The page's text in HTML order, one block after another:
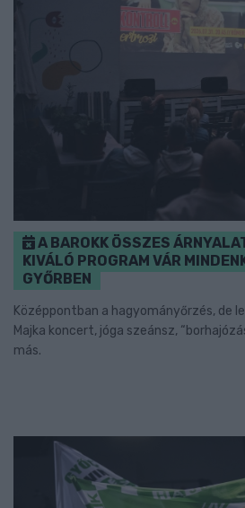
A BAROKK ÖSSZES
KIVÁLÓ PROGRAM VÁR
GYŐRBEN
Középpontban a hagyományőrzés, de
Majka koncert, jóga szeánsz,
más.